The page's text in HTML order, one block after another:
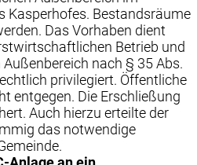
Kasperhofes. Bestandsräume
Das Vorhaben dient
Betrieb und
nach § 35 Abs.
privilegiert. Öffentliche
entgegen. Die Erschließung
Auch hierzu erteilte der
das notwendige